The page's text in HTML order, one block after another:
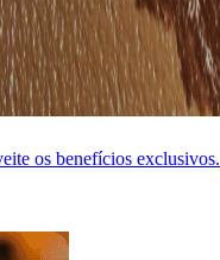
os benefícios exclusivos.